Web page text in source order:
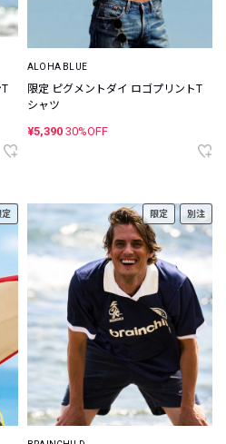
ALOHA BLUE
限定 ピグメントダイ ロゴプリントT
シャツ
¥5,390 30%OFF
定 限定 別注